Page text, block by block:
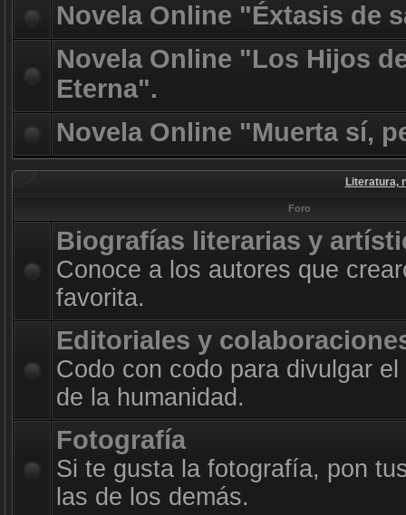
Novela Online "Éxtasis de
Novela Online "Los Hijos
Eterna".
Novela Online "Muerta sí,
Literatura,
Foro
Biografías literarias y
Conoce a los autores que
favorita.
Editoriales y
Codo con codo para divulgar
de la humanidad.
Fotografía
Si te gusta la fotografía, pon
las de los demás.